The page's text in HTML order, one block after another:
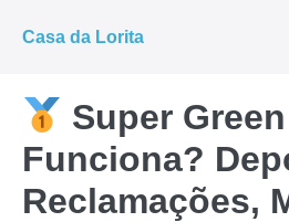
para
conteúdo
Casa da Lorita
Super
Funciona?
Reclamações,